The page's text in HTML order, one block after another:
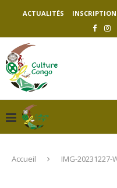
ACTUALITÉS
Accueil IMG-20231227-